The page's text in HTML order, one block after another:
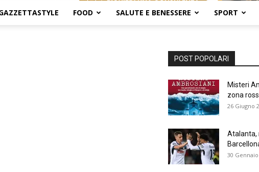
FOOD SALUTE E BENESSERE SPORT
POST POPOLARI
Misteri
zona
26 Giugno
Atalanta,
30